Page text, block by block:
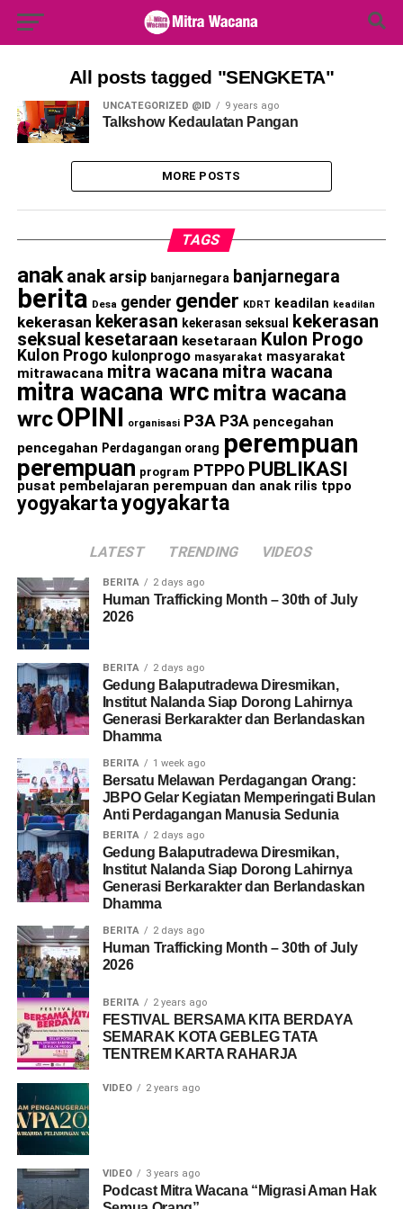
for:
All posts tagged "SENGKETA"
UNCATEGORIZED @ID 9 years ago
Talkshow Kedaulatan Pangan
MORE POSTS
TAGS
anak anak arsip banjarnegara banjarnegara
berita Desa gender gender KDRT keadilan keadilan
kekerasan kekerasan kekerasan seksual
kekerasan
seksual kesetaraan kesetaraan Kulon Progo
Kulon Progo kulonprogo masyarakat masyarakat
mitrawacana mitra wacana mitra wacana
mitra wacana wrc mitra wacana
wrcOPINI organisasi P3A P3A pencegahan
pencegahan Perdagangan orang perempuan
perempuan program PTPPO PUBLIKASI
pusat pembelajaran perempuan dan anak rilis tppo
yogyakartayogyakarta
LATEST TRENDING VIDEOS
BERITA 2 days ago
Human Trafficking Month – 30th of July
2026
BERITA 2 days ago
Gedung Balaputradewa Diresmikan,
Institut Nalanda Siap Dorong Lahirnya
Generasi Berkarakter dan Berlandaskan
Dhamma
BERITA 1 week ago
Bersatu Melawan Perdagangan Orang:
JBPO Gelar Kegiatan Memperingati Bulan
Anti Perdagangan Manusia Sedunia
BERITA 2 days ago
Gedung Balaputradewa Diresmikan,
Institut Nalanda Siap Dorong Lahirnya
Generasi Berkarakter dan Berlandaskan
Dhamma
BERITA 2 days ago
Human Trafficking Month – 30th of July
2026
BERITA 2 years ago
FESTIVAL BERSAMA KITA BERDAYA
SEMARAK KOTA GEBLEG TATA
TENTREM KARTA RAHARJA
VIDEO 2 years ago
VIDEO 3 years ago
Podcast Mitra Wacana “Migrasi Aman Hak